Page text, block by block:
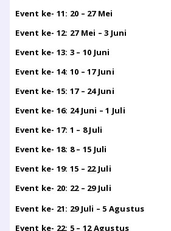
Event ke- 11: 20 – 27 Mei
Event ke- 12: 27 Mei – 3 Juni
Event ke- 13: 3 – 10 Juni
Event ke- 14: 10 – 17 Juni
Event ke- 15: 17 – 24 Juni
Event ke- 16: 24 Juni – 1 Juli
Event ke- 17: 1 – 8 Juli
Event ke- 18: 8 – 15 Juli
Event ke- 19: 15 – 22 Juli
Event ke- 20: 22 – 29 Juli
Event ke- 21: 29 Juli – 5 Agustus
Event ke- 22: 5 – 12 Agustus